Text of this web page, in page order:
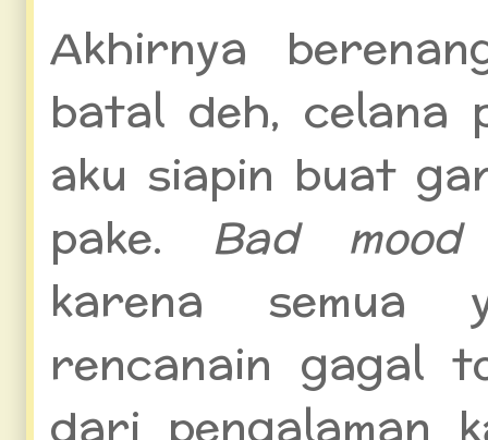
Akhirnya
batal deh, celana
aku siapin buat
pake. Bad
karena semua
rencanain gagal
dari pengalaman